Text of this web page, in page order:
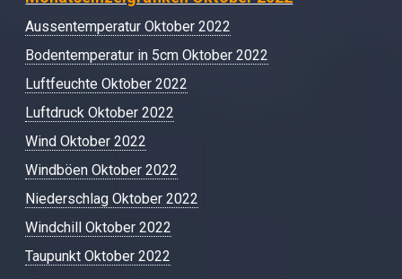
Aussentemperatur Oktober 2022
Bodentemperatur in 5cm Oktober 2022
Luftfeuchte Oktober 2022
Luftdruck Oktober 2022
Wind Oktober 2022
Windböen Oktober 2022
Niederschlag Oktober 2022
Windchill Oktober 2022
Taupunkt Oktober 2022